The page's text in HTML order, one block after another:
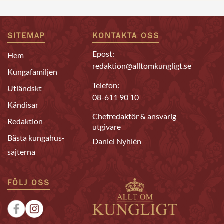
SITEMAP
Hem
Kungafamiljen
Utländskt
Kändisar
Redaktion
Bästa kungahus-
sajterna
KONTAKTA OSS
Epost:
redaktion@alltomkungligt.se
Telefon:
08-611 90 10
Chefredaktör & ansvarig
utgivare
Daniel Nyhlén
FÖLJ OSS